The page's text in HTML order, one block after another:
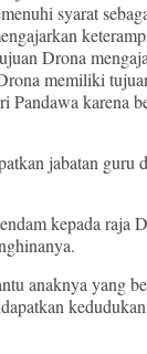
syarat
Drona
memiliki
Pandawa karena
jabatan guru
kepada raja
anaknya yang